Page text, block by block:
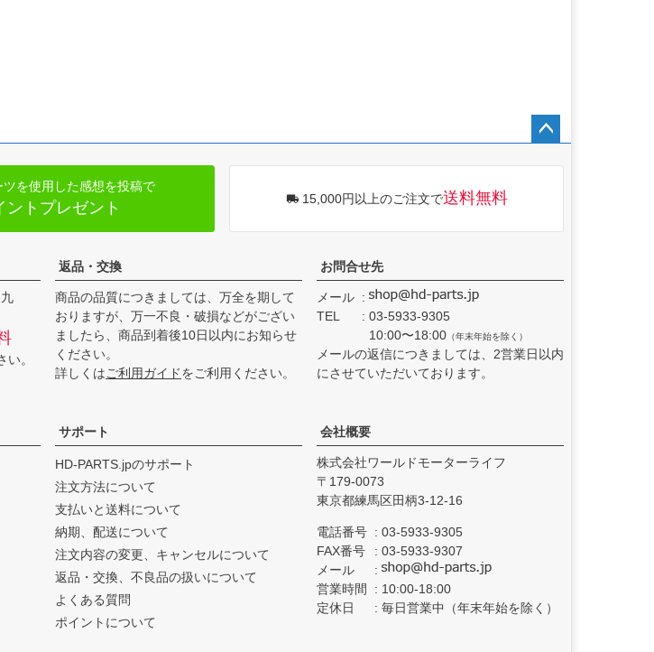
ツを使用した感想を投稿で
ントプレゼント 15,000円以上のご注文で送料無料
い。
返品・交換
商品の品質につきましては、万全を期して
おりますが、万一不良・破損などがござい
ましたら、商品到着後10日以内にお知らせ
ください。
詳しくはご利用ガイドをご利用ください。
お問合せ先
メール
TEL
03-5933-9305
10:00〜18:00 （年末年始を除く）
メールの返信につきましては、2営業日以内
にさせていただいております。
サポート
HD-PARTS.jpのサポート
注文方法について
支払いと送料について
納期、配送について
注文内容の変更、キャンセルについて
返品・交換、不良品の扱いについて
よくある質問
ポイントについて
会社概要
株式会社ワールドモーターライフ
179-0073
東京都練馬区田柄3-12-16
電話番号
03-5933-9305
FAX番号
03-5933-9307
メール
営業時間
10:00-18:00
定休日
毎日営業中（年末年始を除く）